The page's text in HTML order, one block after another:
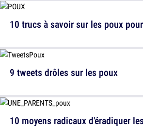
10 trucs à savoir sur les poux
10 moyens radicaux d'éradiquer
9 tweets drôles sur les poux